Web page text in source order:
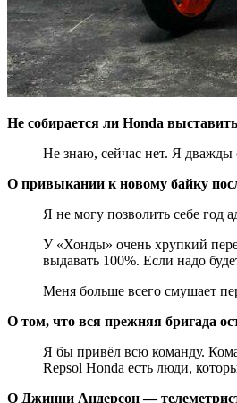
Не собирается ли Honda
Не знаю, сейчас нет. Я дважды
О привыкании к новому байку
Я не могу позволить себе год
У «Хонды» очень хрупкий
выдавать 100%. Если надо
Меня больше всего смушает
О том, что вся прежняя бригада
Я бы привёл всю команду.
Repsol Honda есть люди,
О Джинни Андерсон —